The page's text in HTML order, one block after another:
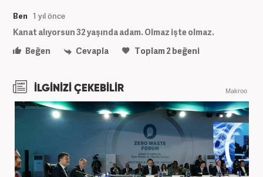
Ben 1 yıl önce
Kanat alıyorsun 32 yaşında adam. Olmaz işte olmaz.
Beğen
Cevapla Toplam2beğeni
İLGİNİZİ ÇEKEBİLİR Makroo